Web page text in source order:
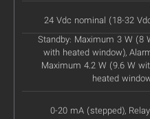
24 Vdc nominal (18-32
Standby: Maximum 3 W (8
with heated window),
Maximum 4.2 W (9.6 W
heated
0-20 mA (stepped),